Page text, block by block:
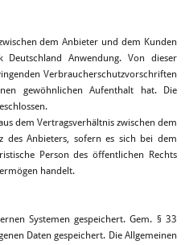
dem Anbieter und dem Kunden
Anwendung. Von dieser
Verbraucherschutzvorschriften
gewöhnlichen Aufenthalt hat. Die
dem Vertragsverhältnis zwischen dem
des Anbieters, sofern es sich bei dem
Person des öffentlichen Rechts
handelt.
Systemen gespeichert. Gem. § 33
Daten gespeichert. Die Allgemeinen